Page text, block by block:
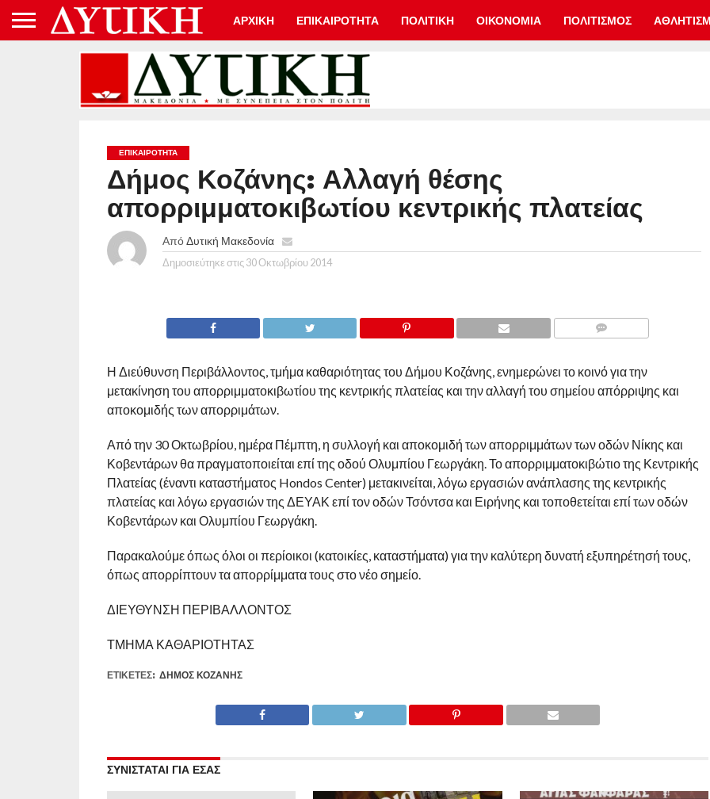
ΑΡΧΙΚΗ ΕΠΙΚΑΙΡΟΤΗΤΑ ΠΟΛΙΤΙΚΗ ΟΙΚΟΝΟΜΙΑ ΠΟΛΙΤΙΣΜΟΣ
ΕΠΙΚΑΙΡΟΤΗΤΑ
Δήμος Κοζάνης: Αλλαγή θέσης
απορριμματοκιβωτίου κεντρικής πλατείας
ΑπόΔυτική Μακεδονία
Δημοσιεύτηκε στις 30 Οκτωβρίου 2014
Η Διεύθυνση Περιβάλλοντος, τμήμα καθαριότητας του Δήμου Κοζάνης, ενημερώνει το κοινό για την
μετακίνηση του απορριμματοκιβωτίου της κεντρικής πλατείας και την αλλαγή του σημείου απόρριψης και
αποκομιδής των απορριμάτων.
Από την 30 Οκτωβρίου, ημέρα Πέμπτη, η συλλογή και αποκομιδή των απορριμμάτων των οδών Νίκης και
Κοβεντάρων θα πραγματοποιείται επί της οδού Ολυμπίου Γεωργάκη. Το απορριμματοκιβώτιο της Κεντρικής
Πλατείας (έναντι καταστήματος Hondos Center) μετακινείται, λόγω εργασιών ανάπλασης της κεντρικής
πλατείας και λόγω εργασιών της ΔΕΥΑΚ επί τον οδών Τσόντσα και Ειρήνης και τοποθετείται επί των οδών
Κοβεντάρων και Ολυμπίου Γεωργάκη.
Παρακαλούμε όπως όλοι οι περίοικοι (κατοικίες, καταστήματα) για την καλύτερη δυνατή εξυπηρέτησή τους,
όπως απορρίπτουν τα απορρίμματα τους στο νέο σημείο.
ΔΙΕΥΘΥΝΣΗ ΠΕΡΙΒΑΛΛΟΝΤΟΣ
ΤΜΗΜΑ ΚΑΘΑΡΙΟΤΗΤΑΣ
ΕΤΙΚΕΤΕΣ: ΔΉΜΟΣ ΚΟΖΆΝΗΣ
ΣΥΝΙΣΤΑΤΑΙ ΓΙΑ ΕΣΑΣ